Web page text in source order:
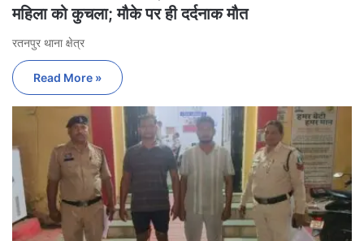
महिला को कुचला; मौके पर ही दर्दनाक मौत
रतनपुर थाना क्षेत्र
Read More »